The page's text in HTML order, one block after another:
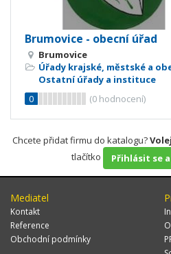
Brumovice - obecní úřad
Brumovice
Úřady krajské, městské a
Ostatní úřady a instituce
0
(0 hodnocení)
Chcete přidat firmu do katalogu?
tlačítko
Přihlásit se
Mediatel
Kontakt
Reference
Obchodní podmínky